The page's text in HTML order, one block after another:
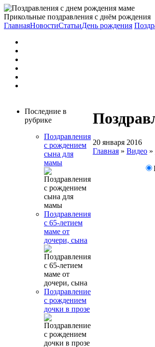
Прикольные поздравления с днём рождения
ГлавнаяНовостиСтатьиДень рождения
Последние в
рубрике
Поздравления
с рождением
сына для
мамы
Поздравления
с 65-летием
маме от
дочери, сына
Поздравление
с рождением
дочки в прозе
20 января 2016
Главная » Видео »